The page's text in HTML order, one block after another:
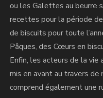
ou les Galettes au beurre
recettes pour la période
de biscuits pour toute
Pâques, des Cœurs en
Enfin, les acteurs de la
mis en avant au travers
comprend également une